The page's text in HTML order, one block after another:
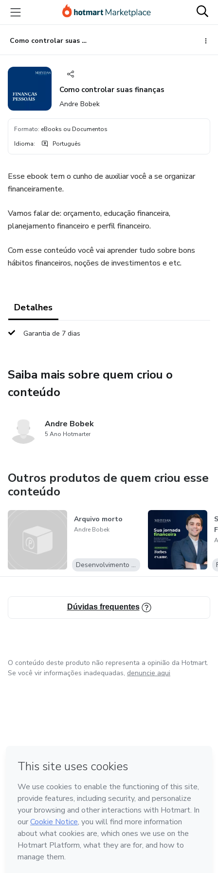
para
conteúdo
principal
para
pagamento
para
rodapé
Como controlar suas finanças
Como controlar suas finanças
Andre Bobek
Formato: eBooks ou Documentos
Idioma: Português
Esse ebook tem o cunho de auxiliar você a se organizar
financeiramente.
Vamos falar de: orçamento, educação financeira,
planejamento financeiro e perfil financeiro.
Com esse conteúdo você vai aprender tudo sobre bons
hábitos financeiros, noções de investimentos e etc.
Detalhes
Garantia de 7 dias
Saiba mais sobre quem criou o
conteúdo
Andre Bobek
5 Ano Hotmarter
Outros produtos de quem criou esse
conteúdo
Arquivo morto
Andre Bobek
Desenvolvimento Pessoal
Dúvidas frequentes
O conteúdo deste produto não representa a opinião da Hotmart.
Se você vir informações inadequadas, denuncie aqui
Feito com ❤ na Cidade do México
Conheça a Hotmart
Idioma
Português